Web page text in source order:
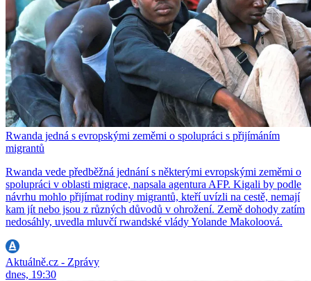
Rwanda jedná s evropskými zeměmi o spolupráci s přijímáním
migrantů
Rwanda vede předběžná jednání s některými evropskými zeměmi o
spolupráci v oblasti migrace, napsala agentura AFP. Kigali by podle
návrhu mohlo přijímat rodiny migrantů, kteří uvízli na cestě, nemají
kam jít nebo jsou z různých důvodů v ohrožení. Země dohody zatím
nedosáhly, uvedla mluvčí rwandské vlády Yolande Makoloová.
Aktuálně.cz - Zprávy
dnes, 19:30